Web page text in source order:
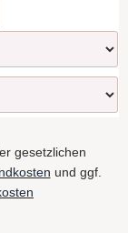
gesetzlichen
und ggf.